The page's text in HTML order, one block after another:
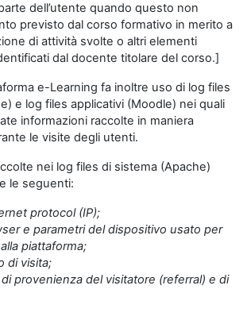
dell’utente quando questo non
previsto dal corso formativo in merito a
di attività svolte o altri elementi
dal docente titolare del corso.]
e-Learning fa inoltre uso di log files
e log files applicativi (Moodle) nei quali
informazioni raccolte in maniera
le visite degli utenti.
nei log files di sistema (Apache)
le seguenti:
protocol (IP);
e parametri del dispositivo usato per
piattaforma;
di visita;
provenienza del visitatore (referral) e di